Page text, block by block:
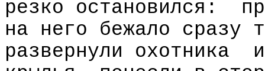
резко остановился:
на него бежало сразу
развернули охотника